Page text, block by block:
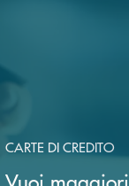
CARTE DI CREDITO